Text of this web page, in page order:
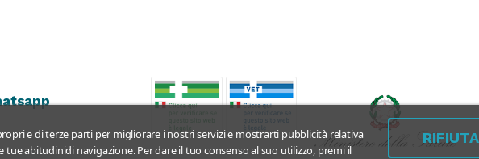
e di terze parti per migliorare i nostri servizi e mostrarti pubblicità relativa
tue abitudinidi navigazione. Per dare il tuo consenso al suo utilizzo, premi il